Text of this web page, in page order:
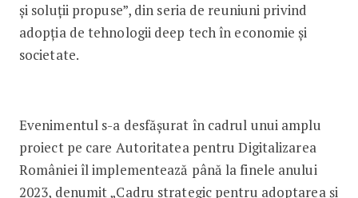
și soluții propuse”, din seria de reuniuni privind
adopţia de tehnologii deep tech în economie şi
societate.
Evenimentul s-a desfăşurat în cadrul unui amplu
proiect pe care Autoritatea pentru Digitalizarea
României îl implementează până la finele anului
2023, denumit „Cadru strategic pentru adoptarea și